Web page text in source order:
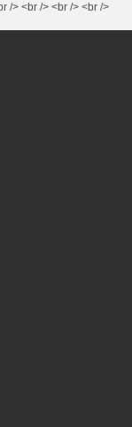
/> <br /> <br /> <br />